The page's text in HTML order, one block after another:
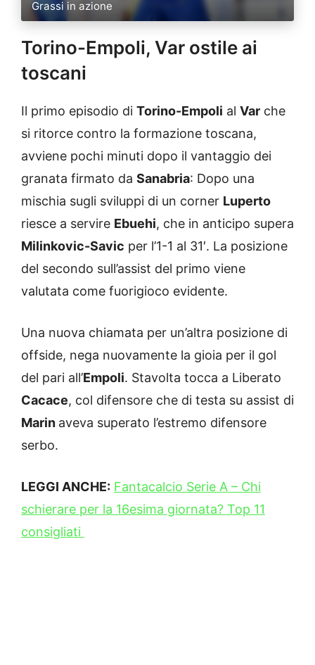
Grassi in azione
Torino-Empoli, Var ostile ai
toscani
Il primo episodio di Torino-Empoli al Var che
si ritorce contro la formazione toscana,
avviene pochi minuti dopo il vantaggio dei
granata firmato da Sanabria: Dopo una
mischia sugli sviluppi di un corner Luperto
riesce a servire Ebuehi, che in anticipo supera
Milinkovic-Savic per l’1-1 al 31′. La posizione
del secondo sull’assist del primo viene
valutata come fuorigioco evidente.
Una nuova chiamata per un’altra posizione di
offside, nega nuovamente la gioia per il gol
del pari all’Empoli. Stavolta tocca a Liberato
Cacace, col difensore che di testa su assist di
Marin aveva superato l’estremo difensore
serbo.
LEGGI ANCHE: Fantacalcio Serie A – Chi
schierare per la 16esima giornata? Top 11
consigliati